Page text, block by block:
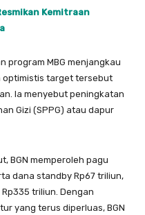
Kemitraan
program MBG menjangkau
optimistis target tersebut
Ia menyebut peningkatan
Gizi (SPPG) atau dapur
BGN memperoleh pagu
dana standby Rp67 triliun,
triliun. Dengan
yang terus diperluas, BGN